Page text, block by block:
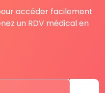
accéder facilement
un RDV médical en